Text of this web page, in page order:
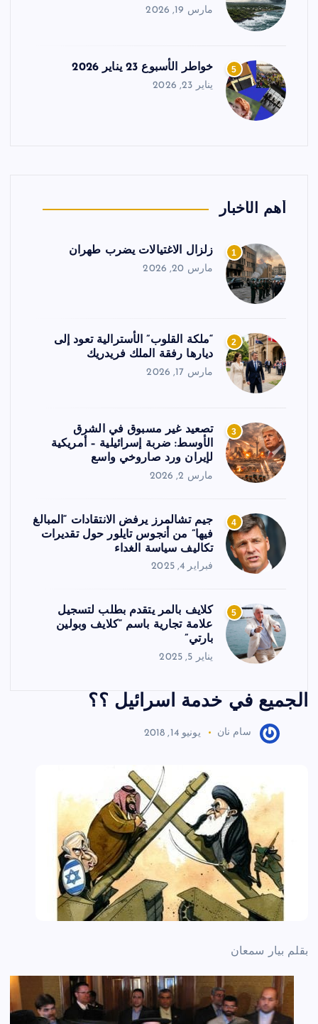
مارس 19, 2026
5 خواطر الأسبوع 23 يناير 2026
يناير 23, 2026
أهم الأخبار
1 زلزال الاغتيالات يضرب طهران
مارس 20, 2026
2
“ملكة القلوب” الأسترالية تعود إلى
ديارها رفقة الملك فريدريك
مارس 17, 2026
3
تصعيد غير مسبوق في الشرق
الأوسط: ضربة إسرائيلية – أمريكية
لإيران ورد صاروخي واسع
مارس 2, 2026
4
جيم تشالمرز يرفض الانتقادات “المبالغ
فيها” من أنجوس تايلور حول تقديرات
تكاليف سياسة الغداء
فبراير 4, 2025
5
كلايف بالمر يتقدم بطلب لتسجيل
علامة تجارية باسم “كلايف وبولين
بارتي”
يناير 5, 2025
الجميع في خدمة اسرائيل ؟؟
سام نان يونيو 14, 2018
بقلم بيار سمعان